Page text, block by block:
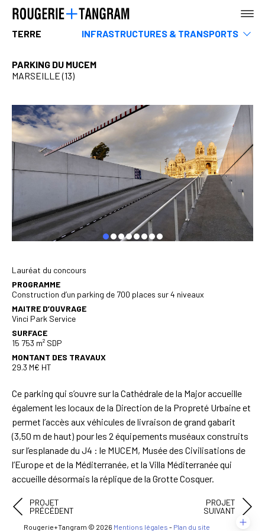
TERRE INFRASTRUCTURES & TRANSPORTS
Enseignement
Logements
Urbanisme, Paysage & espace public
TERRE
MER
PARKING DU MUCEM
MARSEILLE (13)
Lauréat du concours
PROGRAMME
Construction d’un parking de 700 places sur 4 niveaux
MAITRE D’OUVRAGE
Vinci Park Service
SURFACE
15 753 m² SDP
MONTANT DES TRAVAUX
29.3 M€ HT
Ce parking qui s’ouvre sur la Cathédrale de la Major accueille
également les locaux de la Direction de la Propreté Urbaine et
permet l’accès aux véhicules de livraison de grand gabarit
(3,50 m de haut) pour les 2 équipements muséaux construits
sur l’esplanade du J4 : le MUCEM, Musée des Civilisations de
l’Europe et de la Méditerranée, et la Villa Méditerranée qui
accueille désormais la réplique de la Grotte Cosquer.
PROJET
PRÉCÉDENT
PROJET
SUIVANT
Rougerie+Tangram © 2026 Mentions légales - Plan du site